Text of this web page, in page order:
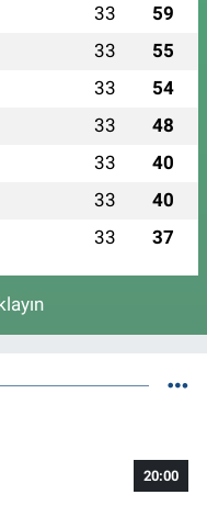
33 59
33 55
33 54
33 48
33 40
33 40
33 37
20:00